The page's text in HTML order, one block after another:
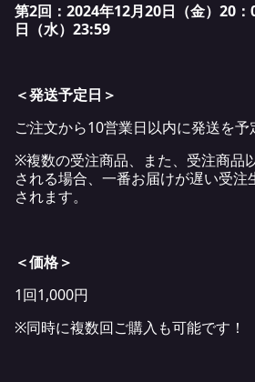
第2回：2024年12月20日（金）20
日（水）23:59
＜発送予定日＞
ご注文から10営業日以内に発送を予
※複数の受注商品、また、受注商品
される場合、一番お届けが遅い受注
されます。
＜価格＞
1回1,000円
※同時に複数回ご購入も可能です！